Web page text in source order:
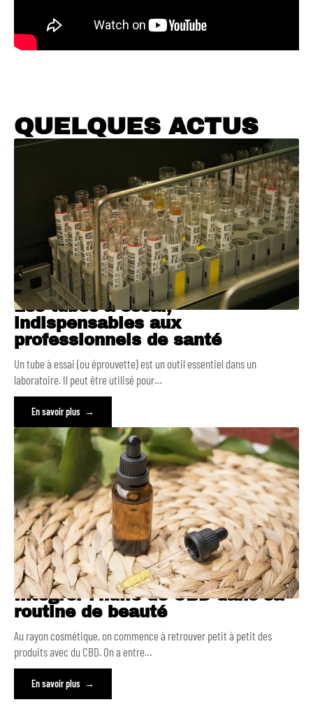
QUELQUES ACTUS
Les tubes à essai,
indispensables aux
professionnels de santé
Un tube à essai (ou éprouvette) est un outil essentiel dans un
laboratoire. Il peut être utilisé pour…
En savoir plus
Intégrer l’huile de CBD dans sa
routine de beauté
Au rayon cosmétique, on commence à retrouver petit à petit des
produits avec du CBD. On a entre…
En savoir plus